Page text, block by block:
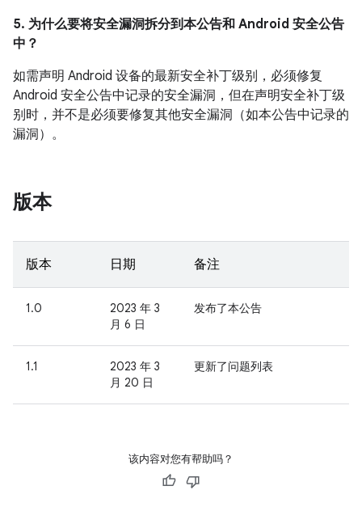
5. 为什么要将安全漏洞拆分到本公告和 Android 安全公告
中？
如需声明 Android 设备的最新安全补丁级别，必须修复
Android 安全公告中记录的安全漏洞，但在声明安全补丁级
别时，并不是必须要修复其他安全漏洞（如本公告中记录的
漏洞）。
版本
版本 日期 备注
1.0
2023 年 3
月 6 日
发布了本公告
1.1
2023 年 3
月 20 日
更新了问题列表
该内容对您有帮助吗？